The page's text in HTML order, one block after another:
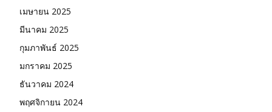
เมษายน 2025
มีนาคม 2025
กุมภาพันธ์ 2025
มกราคม 2025
ธันวาคม 2024
พฤศจิกายน 2024